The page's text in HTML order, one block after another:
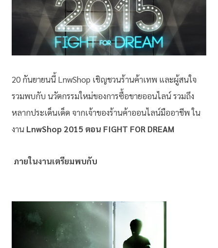
20 กันยายนนี้ LnwShop เชิญชวนร้านค้าเทพ และผู้สนใจ
รวมพบกับ นวัตกรรมใหม่ของการซื้อขายออนไลน์ รวมถึง
หลากประเด็นเด็ด จากเจ้าของร้านค้าออนไลน์มืออาชีพ ใน
งาน LnwShop 2015 ตอน FIGHT FOR DREAM
ภายในงานเตรียมพบกับ